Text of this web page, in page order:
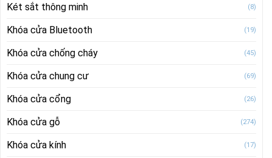
Két sắt thông minh (8)
Khóa cửa Bluetooth (19)
Khóa cửa chống cháy (45)
Khóa cửa chung cư (69)
Khóa cửa cổng (26)
Khóa cửa gỗ (274)
Khóa cửa kính (17)